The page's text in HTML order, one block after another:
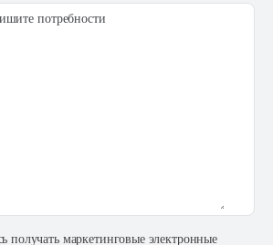
потребности
получать маркетинговые электронные